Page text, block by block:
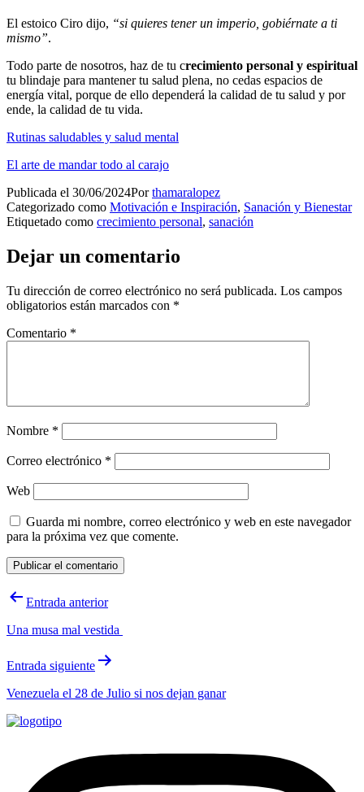
El estoico Ciro dijo, “si quieres tener un imperio, gobiérnate a ti
mismo”.
Todo parte de nosotros, haz de tu crecimiento personal y espiritual
tu blindaje para mantener tu salud plena, no cedas espacios de
energía vital, porque de ello dependerá la calidad de tu salud y por
ende, la calidad de tu vida.
Rutinas saludables y salud mental
El arte de mandar todo al carajo
Publicada el 30/06/2024Porthamaralopez
Categorizado como Motivación e Inspiración, Sanación y Bienestar
Etiquetado como crecimiento personal, sanación
Dejar un comentario
Tu dirección de correo electrónico no será publicada. Los campos
obligatorios están marcados con *
Comentario *
Nombre *
Correo electrónico *
Web
Guarda mi nombre, correo electrónico y web en este navegador
para la próxima vez que comente.
Navegación
entradas
Entrada anterior
Una musa mal vestida
Entrada siguiente
Venezuela el 28 de Julio si nos dejan ganar